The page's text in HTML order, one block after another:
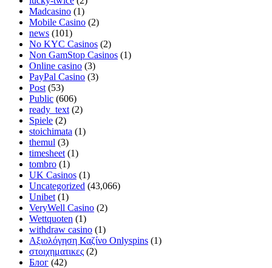
Madcasino (1)
Mobile Casino (2)
news (101)
No KYC Casinos (2)
Non GamStop Casinos (1)
Online casino (3)
PayPal Casino (3)
Post (53)
Public (606)
ready_text (2)
Spiele (2)
stoichimata (1)
themul (3)
timesheet (1)
tombro (1)
UK Casinos (1)
Uncategorized (43,066)
Unibet (1)
VeryWell Casino (2)
Wettquoten (1)
withdraw casino (1)
Αξιολόγηση Καζίνο Onlyspins (1)
στοιχηματικες (2)
Блог (42)